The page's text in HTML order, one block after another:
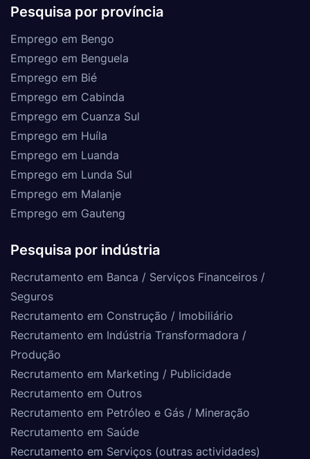
Pesquisa por província
Emprego em Bengo
Emprego em Benguela
Emprego em Bié
Emprego em Cabinda
Emprego em Cuanza Sul
Emprego em Huíla
Emprego em Luanda
Emprego em Lunda Sul
Emprego em Malanje
Emprego em Gauteng
Pesquisa por indústria
Recrutamento em Banca / Serviços Financeiros /
Seguros
Recrutamento em Construção / Imobiliário
Recrutamento em Indústria Transformadora /
Produção
Recrutamento em Marketing / Publicidade
Recrutamento em Outros
Recrutamento em Petróleo e Gás / Mineração
Recrutamento em Saúde
Recrutamento em Serviços (outras actividades)